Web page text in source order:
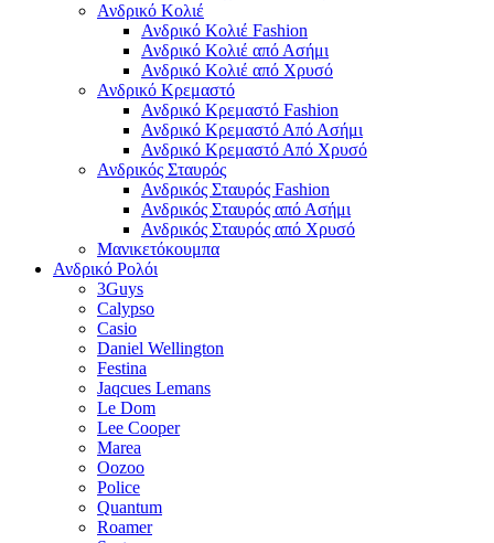
Ανδρικό Κολιέ
Ανδρικό Κολιέ Fashion
Ανδρικό Κολιέ από Ασήμι
Ανδρικό Κολιέ από Χρυσό
Ανδρικό Κρεμαστό
Ανδρικό Κρεμαστό Fashion
Ανδρικό Κρεμαστό Από Ασήμι
Ανδρικό Κρεμαστό Από Χρυσό
Ανδρικός Σταυρός
Ανδρικός Σταυρός Fashion
Ανδρικός Σταυρός από Ασήμι
Ανδρικός Σταυρός από Χρυσό
Μανικετόκουμπα
Ανδρικό Ρολόι
3Guys
Calypso
Casio
Daniel Wellington
Festina
Jaqcues Lemans
Le Dom
Lee Cooper
Marea
Oozoo
Police
Quantum
Roamer